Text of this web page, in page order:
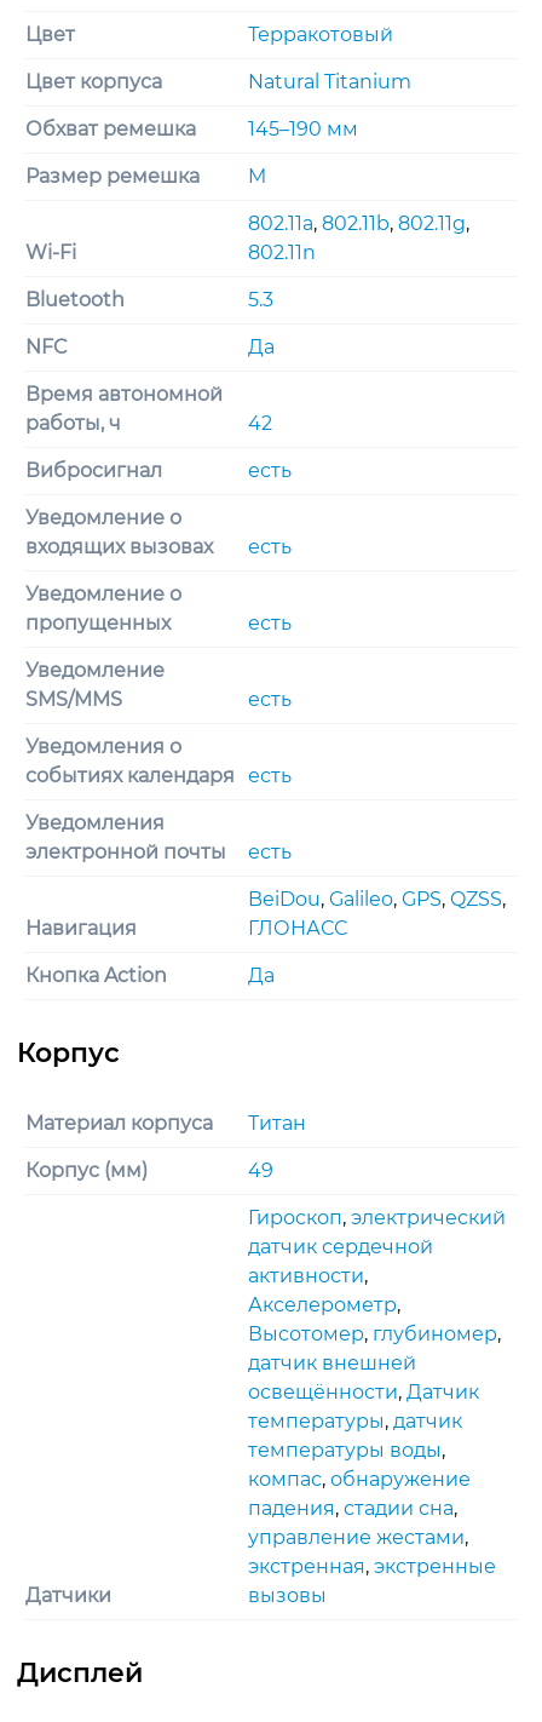
Цвет Терракотовый
Цвет корпуса Natural Titanium
Обхват ремешка 145–190 мм
Размер ремешка M
Wi-Fi
802.11a, 802.11b, 802.11g,
802.11n
Bluetooth 5.3
NFC Да
Время автономной
работы, ч
42
Вибросигнал есть
Уведомление о
входящих вызовах
есть
Уведомление о
пропущенных
есть
Уведомление
SMS/MMS
есть
Уведомления о
событиях календаря
есть
Уведомления
электронной почты
есть
Навигация
BeiDou, Galileo, GPS, QZSS,
ГЛОНАСС
Кнопка Action Да
Материал корпуса Титан
Корпус (мм) 49
Датчики
Гироскоп, электрический
датчик сердечной
активности,
Акселерометр,
Высотомер, глубиномер,
датчик внешней
освещённости, Датчик
температуры, датчик
температуры воды,
компас, обнаружение
падения, стадии сна,
управление жестами,
экстренная, экстренные
вызовы